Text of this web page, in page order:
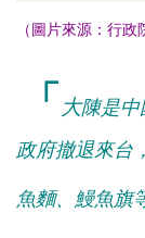
（圖片來源： 行政
「 大陳是中
政府撤退來台，
魚麵、鰻魚旗